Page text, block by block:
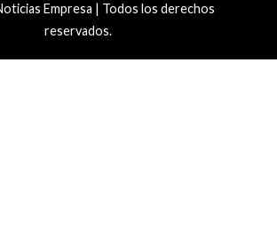
Empresa | Todos los derechos
reservados.